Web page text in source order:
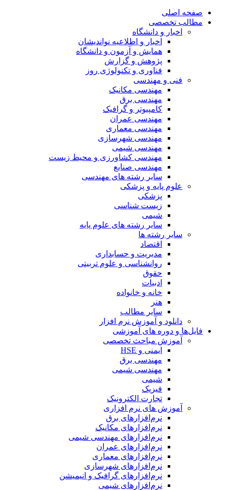
صفحه اصلی
مطالب تخصصی
اخبار و دانشگاه
اخبار و اطلاعیه نواندیشان
همایش و آزمون و دانشگاه
پژوهش و گزارش
فناوری و تکنولوژی روز
فنی و مهندسی
مهندسی مکانیک
مهندسی برق
کامپیوتر و گرافیک
مهندسی عمران
مهندسی معماری
مهندسی شهرسازی
مهندسی شیمی
مهندسی کشاورزی و محیط زیست
مهندسی صنایع
سایر رشته های مهندسی
علوم پایه و پزشکی
پزشکی
زیست شناسی
شیمی
سایر رشته های علوم پایه
سایر رشته ها
اقتصاد
مدیریت و حسابداری
روانشناسی و علوم تربیتی
حقوق
ادبیات
خانه و خانواده
هنر
سایر مطالب
دانلود و آموزش نرم افزار
فایل‌ها و دوره های آموزشی
آموزش مباحث تخصصی
ایمنی و HSE
مهندسی برق
مهندسی شیمی
شیمی
فیزیک
تجارت الکترونیک
آموزش های نرم افزاری
نرم‌افزارهای برق
نرم‌افزارهای مکانیک
نرم‌افزارهای مهندسی شیمی
نرم‌افزارهای عمران
نرم‌افزارهای معماری
نرم‌افزارهای شهرسازی
نرم‌افزارهای گرافیک و انیمیشن
نرم‌افزارهای شیمی